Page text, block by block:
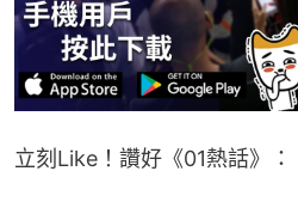
立刻Like！讚好《01熱話》：